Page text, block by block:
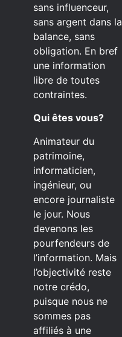
sans influenceur,
sans argent dans la
balance, sans
obligation. En bref
une information
libre de toutes
contraintes.
Qui êtes vous?
Animateur du
patrimoine,
informaticien,
ingénieur, ou
encore journaliste
le jour. Nous
devenons les
pourfendeurs de
l’information. Mais
l’objectivité reste
notre crédo,
puisque nous ne
sommes pas
affiliés à une